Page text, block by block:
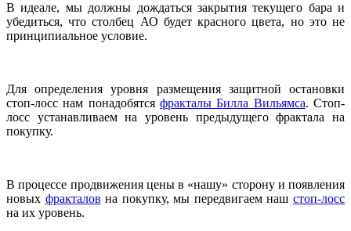
В идеале, мы должны дождаться закрытия текущего бара и
убедиться, что столбец АО будет красного цвета, но это не
принципиальное условие.
Для определения уровня размещения защитной остановки
стоп-лосс нам понадобятся фракталы Билла Вильямса. Стоп-
лосс устанавливаем на уровень предыдущего фрактала на
покупку.
В процессе продвижения цены в «нашу» сторону и появления
новых фракталов на покупку, мы передвигаем нашстоп-лосс
на их уровень.